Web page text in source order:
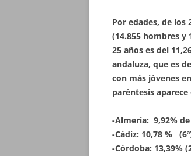
Por edades, de los
(14.855 hombres y
25 años es del
andaluza, que es
con más jóvenes
paréntesis
-Almería: 9,92%
-Cádiz: 10,78 %
-Córdoba: 13,39%